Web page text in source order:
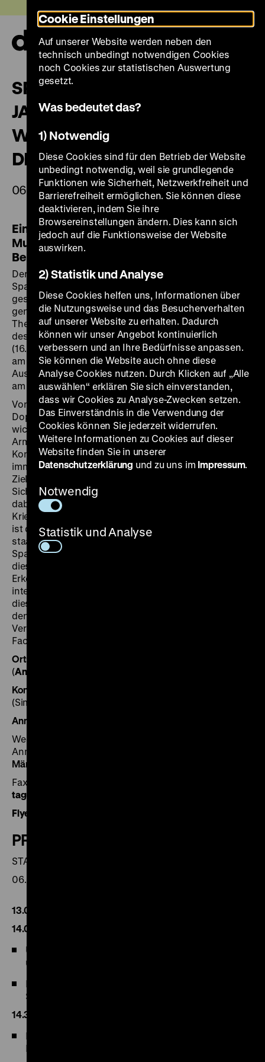
zum
Seiteninhalt
springen
SPAREN IN DER KRISE? 200
JAHRE KULTUR- UND
WIRTSCHAFTSGESCHICHTE
DES SPARENS
06. & 07.04.2017
Eine Tagung des Deutschen Historischen
Museums in Zusammenarbeit mit der
Berliner Sparkasse
Der 200. Jahrestag der Gründung der Berliner
Sparkasse als öffentliches Unternehmen mit
gesellschaftlichem Auftrag wird zum Anlass
genommen, verschiedene Aspekte rund um das
Thema Sparen im Rahmen einer Sonderausstellung
des Deutschen Historischen Museums
(16.03.-19.08.2018) zu beleuchten. Vorbereitend findet
am 6. und 7. April 2017 eine Tagung zum
Ausstellungsthema im Max Liebermann Haus direkt
am Brandenburger Tor statt.
Von Beginn an hatte das Sparen einen
Doppelcharakter. Zum einen war es für lange Zeit ein
wichtiges Instrument der privaten Vorsorge gegen
Armut und ein Mittel zur Finanzierung individuellen
Konsums. Zum anderen diente das Sparen aber auch
immer wirtschafts- und sozialpolitischen
Zielsetzungen. Sparen entlastete die sozialen
Sicherungssysteme, disziplinierte die Sparer und half
dabei mit, wirtschaftlichen Aufschwung, aber auch
Kriege zu finanzieren. Auch mit Blick auf die Gegenwart
ist das Sparen in der Diskussion. Das gilt für die
staatliche Sparpolitik ebenso wie für das individuelle
Sparen in Zeiten niedriger Zinsen. Betrachtet man
diese aktuellen Debatten wird schnell deutlich, dass
Erkenntnisse in Bezug auf das Sparen nur in
internationaler Perspektive zu gewinnen sind. Auf
dieser Grundlage soll die Tagung Gelegenheit bieten,
den Blick auf das Phänomen des Sparens in
Vergangenheit, Gegenwart und Zukunft durch
Fachvorträge und Diskussionen zu schärfen.
Ort:
(Anfahrtsplan
Konferenzsprachen:
(Simultandolmetscher vorhanden)
Anmeldung
Wegen der begrenzten Anzahl der Sitzplätze ist eine
Anmeldung erforderlich.
März 2017
Fax +49 (0)30 20 30 4-412
tagungsbuero
Flyer zur Tagung
PROGRAMM
STAND: 09.03.2017
06.04.2017
13.00 Get-together
14.00 Eröffnung und Begrüßung
Ulrike Kretzschmar (Präsidentin a.i., DHM, Berlin)
und
Kai Uwe Peter (Geschäftsführer
Sparkassenverband Berlin)
14.30 Einführung
Robert Muschalla (Kurator der Ausstellung, DHM,
Berlin)
Cookie Einstellungen
Auf unserer Website werden neben den
technisch unbedingt notwendigen Cookies
noch Cookies zur statistischen Auswertung
gesetzt.
Was bedeutet das?
1) Notwendig
Diese Cookies sind für den Betrieb der Website
unbedingt notwendig, weil sie grundlegende
Funktionen wie Sicherheit, Netzwerkfreiheit und
Barrierefreiheit ermöglichen. Sie können diese
deaktivieren, indem Sie ihre
Browsereinstellungen ändern. Dies kann sich
jedoch auf die Funktionsweise der Website
auswirken.
2) Statistik und Analyse
Diese Cookies helfen uns, Informationen über
die Nutzungsweise und das Besucherverhalten
auf unserer Website zu erhalten. Dadurch
können wir unser Angebot kontinuierlich
verbessern und an Ihre Bedürfnisse anpassen.
Sie können die Website auch ohne diese
Analyse Cookies nutzen. Durch Klicken auf „Alle
auswählen“ erklären Sie sich einverstanden,
dass wir Cookies zu Analyse-Zwecken setzen.
Das Einverständnis in die Verwendung der
Cookies können Sie jederzeit widerrufen.
Weitere Informationen zu Cookies auf dieser
Website finden Sie in unserer
Datenschutzerklärung und zu uns im Impressum.
Notwendig
Statistik und Analyse